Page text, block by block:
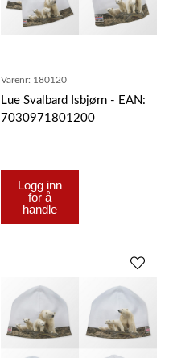
Varenr: 180120
Lue Svalbard Isbjørn - EAN:
7030971801200
Logg inn
for å
handle